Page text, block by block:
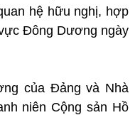
hệ hữu nghị, hợp
Đông Dương ngày
của Đảng và Nhà
niên Cộng sản Hồ